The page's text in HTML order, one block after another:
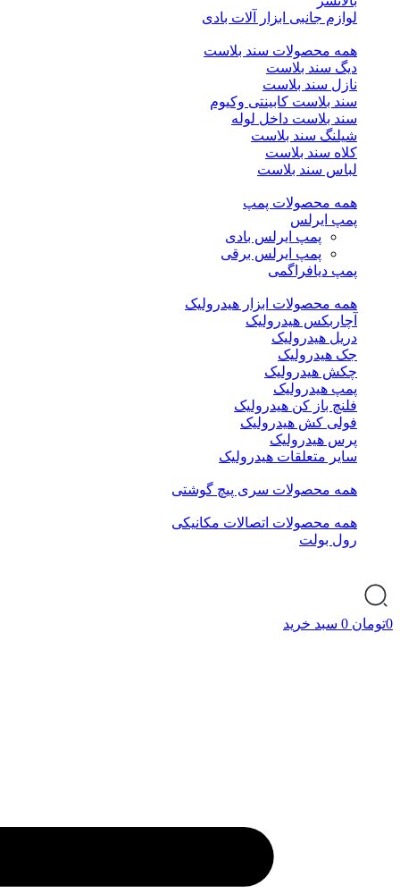
لوازم جانبی ابزار آلات بادی
همه محصولات سند بلاست
دیگ سند بلاست
نازل سند بلاست
سند بلاست کابینتی وکیوم
سند بلاست داخل لوله
شیلنگ سند بلاست
کلاه سند بلاست
لباس سند بلاست
همه محصولات پمپ
پمپ ایرلس
پمپ ایرلس بادی
پمپ ایرلس برقی
پمپ دیافراگمی
همه محصولات ابزار هیدرولیک
آچاربکس هیدرولیک
دریل هیدرولیک
جک هیدرولیک
چکش هیدرولیک
پمپ هیدرولیک
فلنچ باز کن هیدرولیک
فولی کش هیدرولیک
پرس هیدرولیک
سایر متعلقات هیدرولیک
همه محصولات سری پیچ گوشتی
همه محصولات اتصالات مکانیکی
رول بولت
0تومان 0 سبد خرید